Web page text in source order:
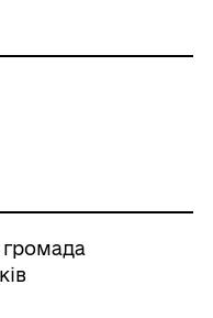
громада